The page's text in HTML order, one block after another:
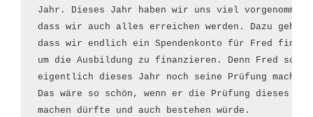
Jahr. Dieses Jahr haben wir uns viel vorgenommen
dass wir auch alles erreichen werden. Dazu
dass wir endlich ein Spendenkonto für Fred finden
um die Ausbildung zu finanzieren. Denn Fred soll
eigentlich dieses Jahr noch seine Prüfung machen.
Das wäre so schön, wenn er die Prüfung dieses
machen dürfte und auch bestehen würde.